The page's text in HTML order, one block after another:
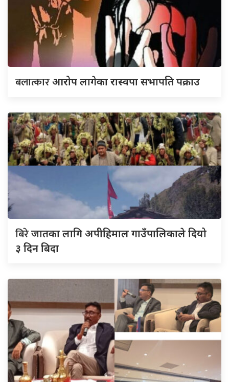
बलात्कारआरोप लागेका रास्वपा सभापति पक्राउ
बिरेजातका लागि अपीहिमाल गाउँपालिकाले दियो
३ दिन बिदा